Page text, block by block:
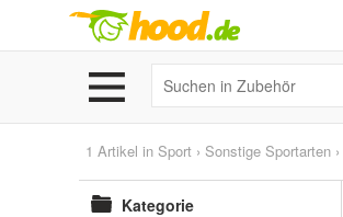
1 Artikel in Sport › Sonstige Sportarten ›
Kategorie